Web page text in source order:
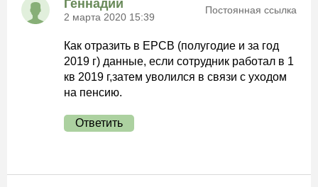
Геннадий
2 марта 2020 15:39
Постоянная ссылка
Как отразить в ЕРСВ (полугодие и за год
2019 г) данные, если сотрудник работал в 1
кв 2019 г,затем уволился в связи с уходом
на пенсию.
Ответить